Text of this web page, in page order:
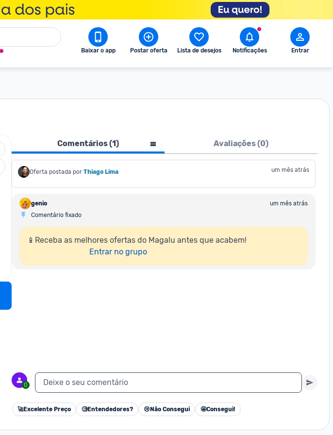
Baixar o app Postar oferta Lista de desejos Notificações Entrar
Comentários (1) Avaliações (0)
Oferta postada por Thiago Lima um mês atrás
genio
um mês atrás
Comentário fixado
📱Receba as melhores ofertas do Magalu antes que acabem!
Entrar no grupo
0 Deixe o seu comentário
🚀Excelente Preço 🧐Entendedores? 😢 Não Consegui 🤩Consegui!